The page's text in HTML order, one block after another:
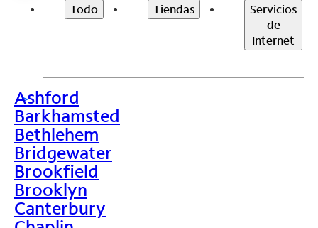
Todo Tiendas
Servicios
de
Internet
>
Ashford
Barkhamsted
Bethlehem
Bridgewater
Brookfield
Brooklyn
Canterbury